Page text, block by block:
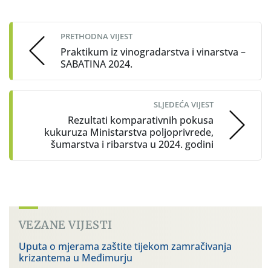
navigation
PRETHODNA VIJEST
Praktikum iz vinogradarstva i vinarstva –
SABATINA 2024.
SLJEDEĆA VIJEST
Rezultati komparativnih pokusa
kukuruza Ministarstva poljoprivrede,
šumarstva i ribarstva u 2024. godini
VEZANE VIJESTI
Uputa o mjerama zaštite tijekom zamračivanja
krizantema u Međimurju